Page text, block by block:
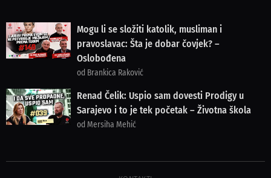
Mogu li se složiti katolik, musliman i
pravoslavac: Šta je dobar čovjek? –
Oslobođena
od Brankica Raković
Renad Čelik: Uspio sam dovesti Prodigy u
Sarajevo i to je tek početak – Životna škola
od Mersiha Mehić